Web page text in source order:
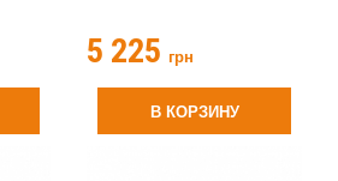
5 225 грн
В КОРЗИНУ